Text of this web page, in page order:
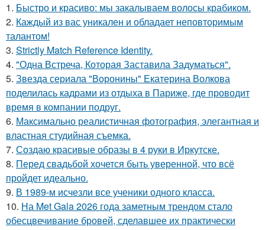
1. Быстро и красиво: мы закалываем волосы крабиком.
2. Каждый из вас уникален и обладает неповторимым
талантом!
3. Strictly Match Reference Identity.
4. "Одна Встреча, Которая Заставила Задуматься".
5. Звезда сериала "Воронины" Екатерина Волкова
поделилась кадрами из отдыха в Париже, где проводит
время в компании подруг.
6. Максимально реалистичная фотография, элегантная и
властная студийная съемка.
7. Создаю красивые образы в 4 руки в Иркутске.
8. Перед свадьбой хочется быть уверенной, что всё
пройдет идеально.
9. В 1989-м исчезли все ученики одного класса.
10. На Met Gala 2026 года заметным трендом стало
обесцвечивание бровей, сделавшее их практически